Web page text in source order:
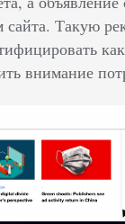
Такую
внимание